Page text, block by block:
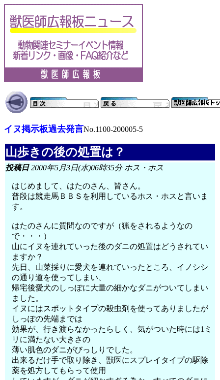
イヌ掲示板過去発言No.1100-200005-5
山歩きの後の処置は？
投稿日2000年5月3日(水)06時35分 ホス・ホス
はじめまして、はたのさん、皆さん。
普段は競走馬ＢＢＳを利用しているホス・ホスと言いま
す。
はたのさんに質問なのですが（猟をされるようなの
で・・・）
山にイヌを連れていった後のダニの処置はどうされてい
ますか？
先日、山菜採りに愛犬を連れていったところ、イノシシ
の通り道を使ってしまい、
帰宅後愛犬のしっぽに大量の細かなダニがついてしまい
ました。
イヌにはスポットタイプの殺虫剤を使ってありましたが
しっぽの先端までは
効果が、行き渡らなかったらしく、気がついた時には1ミ
リに満たない大きさの
薄い肌色のダニがびっしりでした。
出来るだけ手で取り除き、獣医にスプレイタイプの駆除
薬を処方してもらって使用